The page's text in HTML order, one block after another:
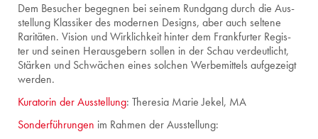
Dem Be­su­cher be­geg­nen bei sei­nem Rund­gang durch die Aus­
stel­lung Klas­si­ker des mo­der­nen De­signs, aber auch sel­te­ne
Ra­ri­tä­ten. Vi­si­on und Wirk­lich­keit hin­ter dem Frank­fur­ter Re­gis­
ter und sei­nen Her­aus­ge­bern sol­len in der Schau ver­deut­licht,
Stär­ken und Schwä­chen eines sol­chen Wer­be­mit­tels auf­ge­zeigt
wer­den.
Ku­ra­to­rin der Aus­stel­lung: The­re­sia Marie Jekel, MA
Son­der­füh­run­gen im Rah­men der Aus­stel­lung: